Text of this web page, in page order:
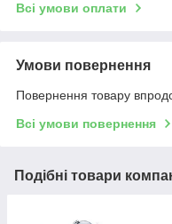
Всі умови оплати
Умови повернення
Повернення товару
Всі умови повернення
Подібні товари